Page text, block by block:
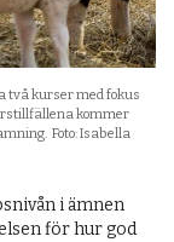
två kurser med fokus
kommer
Foto: Isabella
i ämnen
för hur god